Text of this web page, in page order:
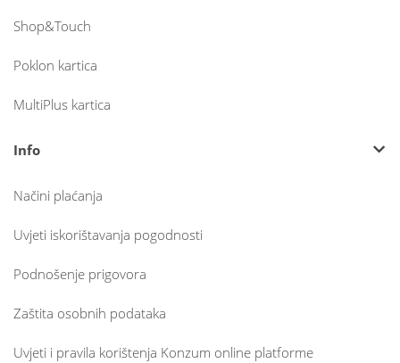
Shop&Touch
Poklon kartica
MultiPlus kartica
Info
Načini plaćanja
Uvjeti iskorištavanja pogodnosti
Podnošenje prigovora
Zaštita osobnih podataka
Uvjeti i pravila korištenja Konzum online platforme